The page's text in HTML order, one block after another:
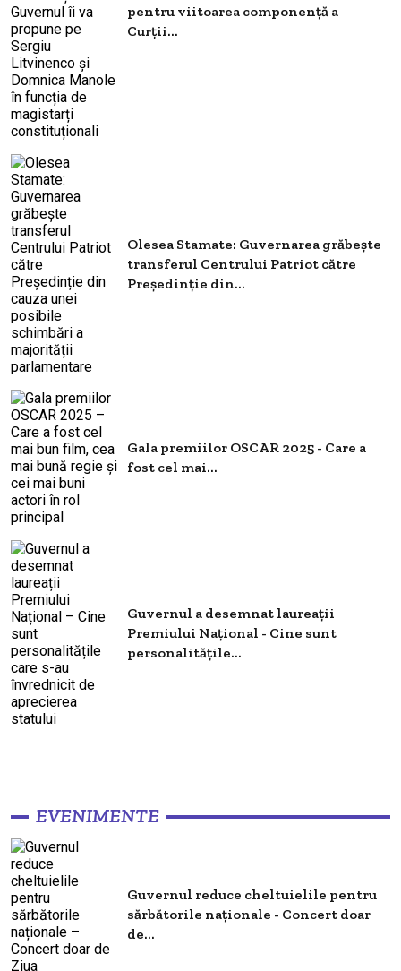
pentru viitoarea componență a
Curții...
Olesea Stamate: Guvernarea grăbeşte
transferul Centrului Patriot către
Președinție din...
Gala premiilor OSCAR 2025 - Care a
fost cel mai...
Guvernul a desemnat laureații
Premiului Național - Cine sunt
personalitățile...
EVENIMENTE
Guvernul reduce cheltuielile pentru
sărbătorile naționale - Concert doar
de...